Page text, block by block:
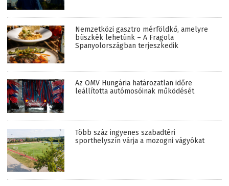
Nemzetközi gasztro mérföldkő, amelyre
büszkék lehetünk – A Fragola
Spanyolországban terjeszkedik
Az OMV Hungária határozatlan időre
leállította autómosóinak működését
Több száz ingyenes szabadtéri
sporthelyszín várja a mozogni vágyókat